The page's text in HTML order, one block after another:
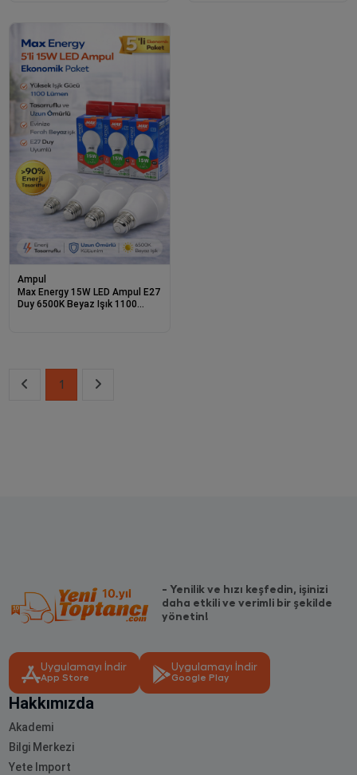
Ampul
Max Energy 15W LED Ampul E27
Duy 6500K Beyaz Işık 1100
1
- Yenilik ve hızı keşfedin, işinizi
daha etkili ve verimli bir şekilde
yönetin!
Uygulamayı İndir
App Store
Uygulamayı İndir
Google Play
Hakkımızda
Akademi
Bilgi Merkezi
Yete Import